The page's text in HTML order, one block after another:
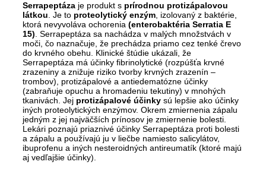
Serrapeptáza je produkt s prírodnou protizápalovou
látkou . Je to proteolytický enzým , izolovaný z baktérie,
ktorá nevyvoláva ochorenia (enterobaktéria Serratia E
15) . Serrapeptáza sa nachádza v malých množstvách v
moči, čo naznačuje, že prechádza priamo cez tenké črevo
do krvného obehu. Klinické štúdie ukázali, že
Serrapeptáza má účinky fibrinolytické (rozpúšťa krvné
zrazeniny a znižuje riziko tvorby krvných zrazenín –
trombov), protizápalové a antiedematózne účinky
(zabraňuje opuchu a hromadeniu tekutiny) v mnohých
tkanivách. Jej protizápalové účinky sú lepšie ako účinky
iných proteolytických enzýmov. Okrem zmiernenia zápalu
jedným z jej najväčších prínosov je zmiernenie bolesti.
Lekári poznajú priaznivé účinky Serrapeptáza proti bolesti
a zápalu a používajú ju v liečbe namiesto salicylátov,
ibuprofenu a iných nesteroidných antireumatík (ktoré majú
aj vedľajšie účinky).